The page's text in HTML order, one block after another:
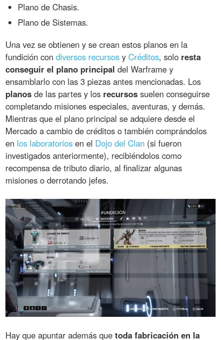
Plano de Chasis.
Plano de Sistemas.
Una vez se obtienen y se crean estos planos en la
fundición condiversos recursos yCréditos, solo resta
conseguir el plano principal del Warframe y
ensamblarlo con las 3 piezas antes mencionadas. Los
planos de las partes y los recursos suelen conseguirse
completando misiones especiales, aventuras, y demás.
Mientras que el plano principal se adquiere desde el
Mercado a cambio de créditos o también comprándolos
en los laboratorios en el Dojo del Clan (si fueron
investigados anteriormente), recibiéndolos como
recompensa de tributo diario, al finalizar algunas
misiones o derrotando jefes.
Hay que apuntar además quetoda fabricación en la